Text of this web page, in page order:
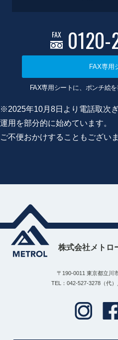
FAX 0120-
FAX専用
FAX専用シートに、ポンチ絵
※2025年10月8日より電話取次
運用を部分的に始めています。
ご不便おかけすることもござい
株式会社メトロ
〒190-0011 東京都立川
TEL：042-527-3278（代